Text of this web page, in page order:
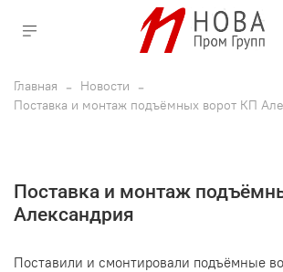
Главная
Новости
Поставка и монтаж подъёмных ворот КП
Поставка и монтаж
Александрия
Поставили и смонтировали подъёмные